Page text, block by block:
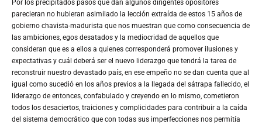
Por los precipitados pasos que dan algunos dirigentes opositores
parecieran no hubieran asimilado la lección extraída de estos 15 años de
gobierno chavista-madurista que nos muestran que como consecuencia de
las ambiciones, egos desatados y la mediocridad de aquellos que
consideran que es a ellos a quienes corresponderá promover ilusiones y
expectativas y cuál deberá ser el nuevo liderazgo que tendrá la tarea de
reconstruir nuestro devastado país, en ese empeño no se dan cuenta que al
igual como sucedió en los años previos a la llegada del sátrapa fallecido, el
liderazgo de entonces, confabulado y creyendo en lo mismo, cometieron
todos los desaciertos, traiciones y complicidades para contribuir a la caída
del sistema democrático que con todas sus imperfecciones nos permitía